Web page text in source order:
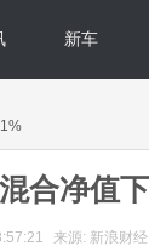
新车
合净值
来源: 新浪财经